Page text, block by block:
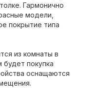
Гармонично
модели,
покрытие типа
из комнаты в
покупка
оснащаются